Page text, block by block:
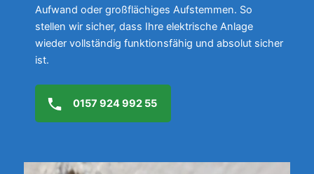
Aufwand oder großflächiges Aufstemmen. So
stellen wir sicher, dass Ihre elektrische Anlage
wieder vollständig funktionsfähig und absolut sicher
ist.
0157 924 992 55